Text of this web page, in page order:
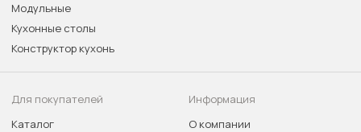
Модульные
Кухонные столы
Конструктор кухонь
Для покупателей
Каталог
Информация
О компании